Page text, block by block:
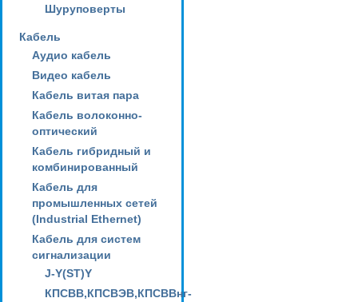
Шуруповерты
Кабель
Аудио кабель
Видео кабель
Кабель витая пара
Кабель волоконно-
оптический
Кабель гибридный и
комбинированный
Кабель для
промышленных сетей
(Industrial Ethernet)
Кабель для систем
сигнализации
J-Y(ST)Y
КПСВВ,КПСВЭВ,КПСВВнг-